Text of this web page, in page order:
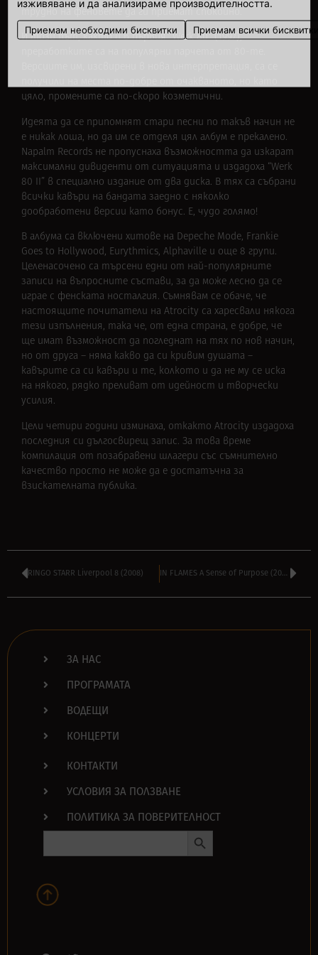
изживяване и да анализираме производителността.
Приемам необходими бисквитки Приемам всички
трудно на феновете да ги приемат спокойно.
И този път, както и в първия “Werk 80” (1997),
цяло, промените са по-скоро козметични.
Идеята да се припомнят стари песни по такъв начин не
е никак лоша, но да им се отделя цял албум е прекалено.
Napalm Records не пропуснаха възможността да изкарат
максимални дивиденти от ситуацията и издадоха “Werk
80 II” в специално издание от два диска. В тях са събрани
всички кавъри на бандата заедно с няколко
дообработени версии като бонус. Е, чудо голямо!
В албума са включени хитове на Depeche Mode, Frankie
Goes to Hollywood, Eurythmics, Alphaville и още 8 групи.
Целенасочено са търсени едни от най-популярните
записи на въпросните състави, за да може лесно да се
играе с фенската носталгия. Съмнявам се обаче, че
настоящите почитатели на Atrocity са харесвали някога
тези изпълнения, така че, от една страна, е добре, че
ще имат възможност да погледнат на тях по нов начин,
но от друга – няма какво да си кривим душата –
кавърите са си кавъри и те, колкото и да не му се иска
на някого, рядко преливат от идейност и творчески
усилия.
Цели четири години изминаха, откакто Atrocity издадоха
последния си дългосвирещ запис. За това време
компилация от позабравени шлагери със съмнително
качество просто не може да е достатъчна за
взискателната публика.
RINGO STARR Liverpool 8 (2008) IN FLAMES A Sense of Purpose (2008)
ЗА НАС
ПРОГРАМАТА
ВОДЕЩИ
КОНЦЕРТИ
КОНТАКТИ
УСЛОВИЯ ЗА ПОЛЗВАНЕ
ПОЛИТИКА ЗА ПОВЕРИТЕЛНОСТ
Search
Search Button